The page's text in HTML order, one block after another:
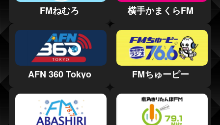
FMねむろ 横手かまくらFM
AFN 360 Tokyo FMちゅーピー